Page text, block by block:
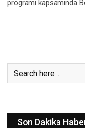
programı kapsamında
Son Dakika